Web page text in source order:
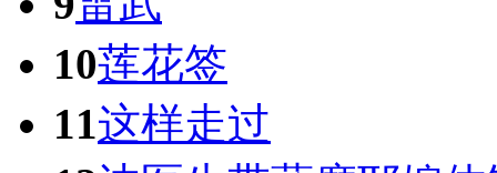
10莲花签
11这样走过